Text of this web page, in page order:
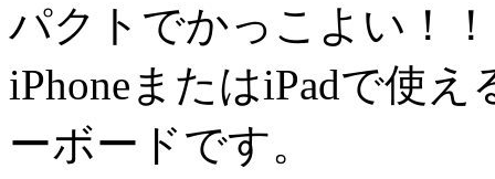
パクトでかっこよい！！
iPhoneまたはiPadで使
ーボードです。